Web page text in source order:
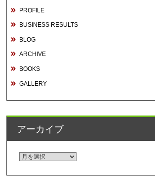
PROFILE
BUSINESS RESULTS
BLOG
ARCHIVE
BOOKS
GALLERY
アーカイブ
ア